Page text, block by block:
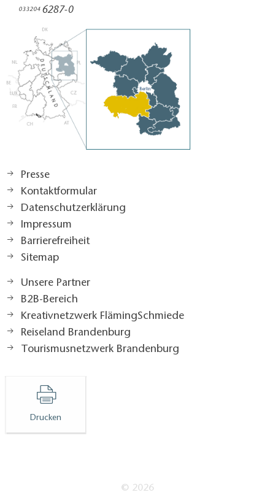
033204 6287-0
Presse
Kontaktformular
Datenschutzerklärung
Impressum
Barrierefreiheit
Sitemap
Unsere Partner
B2B-Bereich
Kreativnetzwerk FlämingSchmiede
Reiseland Brandenburg
Tourismusnetzwerk Brandenburg
Drucken
© 2026